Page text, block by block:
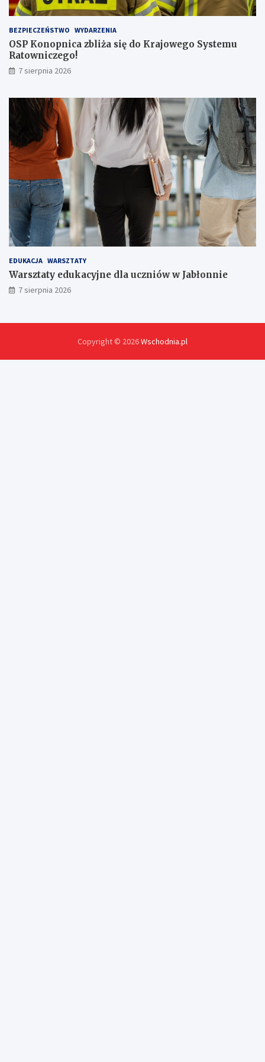
a
a
ż
e
r
!
BEZPIECZEŃSTWO WYDARZENIA
OSP Konopnica zbliża się do Krajowego Systemu
Ratowniczego!
7 sierpnia 2026
EDUKACJA WARSZTATY
Warsztaty edukacyjne dla uczniów w Jabłonnie
7 sierpnia 2026
Copyright © 2026Wschodnia.pl